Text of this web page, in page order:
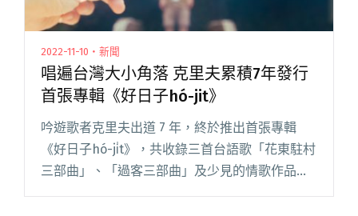
2022-11-10・新聞
唱遍台灣大小角落 克里夫累積7年發行
首張專輯《好日子hó-jit》
吟遊歌者克里夫出道 7 年，終於推出首張專輯
《好日子hó-ji̍t》，共收錄三首台語歌「花東駐村
三部曲」、「過客三部曲」及少見的情歌作品，
甚至為父親寫歌、找來母親獻聲。這張專輯蘊含